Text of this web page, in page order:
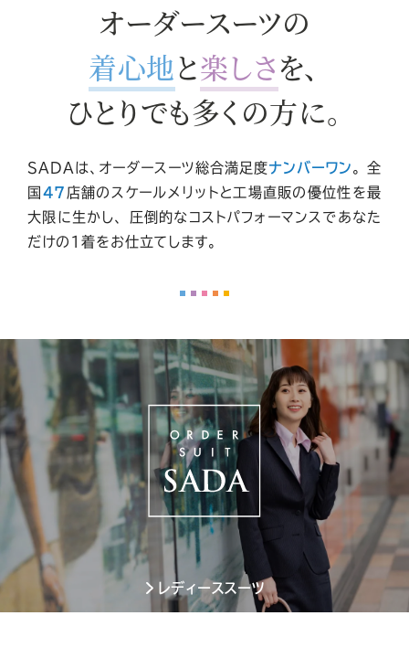
オーダースーツの
着心地と楽しさを、
ひとりでも多くの方に。
SADAは、オーダースーツ総合満足度ナンバーワン 。
全
国 47 店舗のスケールメリットと工場直販の優位性を最
大限に生かし、
圧倒的なコストパフォーマンスであなた
だけの1着をお仕立てします。
レディーススーツ